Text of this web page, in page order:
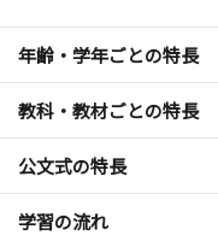
年齢・学年ごとの特長
教科・教材ごとの特長
公文式の特長
学習の流れ